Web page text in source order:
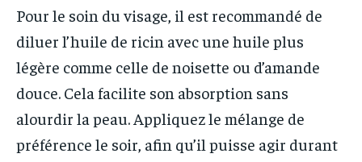
Pour le soin du visage, il est recommandé de
diluer l’huile de ricin avec une huile plus
légère comme celle de noisette ou d’amande
douce. Cela facilite son absorption sans
alourdir la peau. Appliquez le mélange de
préférence le soir, afin qu’il puisse agir durant